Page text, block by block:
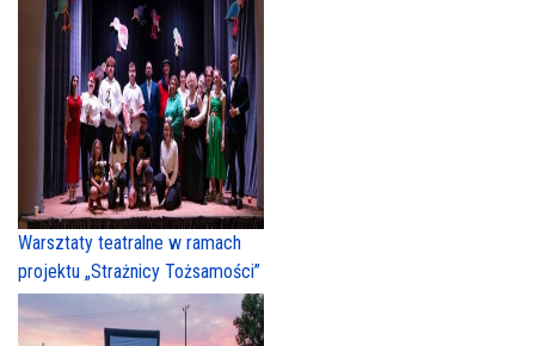
Warsztaty teatralne w ramach
projektu „Strażnicy Tożsamości”